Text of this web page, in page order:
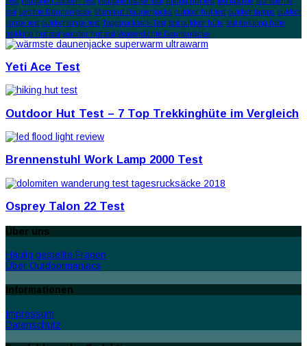
test Leichte Daunenjacke Mammut Daunenjacke outdoor hut test outdoor lampe outdoor
lampe test outdoorlampe test Tagesrucksack Test test outdoor hüte test trekking hüte
trekking hut test wander hut test Wasserdichte Daunenjacke
Yeti Ace Test
Outdoor Hut Test – 7 Top Trekkinghüte im Vergleich
Brennenstuhl Work Lamp 2000 Test
Osprey Talon 22 Test
Über uns
Häufig gestellte Fragen
Über Outdoormaniacs
Informationen
Impressum
Datenschutz